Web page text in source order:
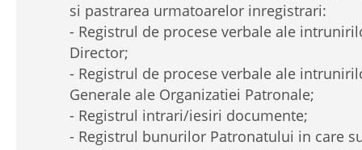
si pastrarea urmatoarelor inregistrari:
- Registrul de procese verbale ale
Director;
- Registrul de procese verbale ale
Generale ale Organizatiei Patronale;
- Registrul intrari/iesiri documente;
- Registrul bunurilor Patronatului in care